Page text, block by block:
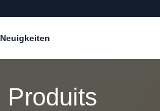
Neuigkeiten
Produits